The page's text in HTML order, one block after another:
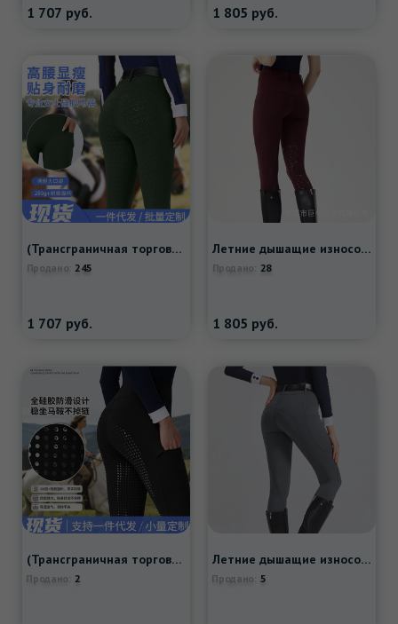
1 707 руб. 1 805 руб.
(Трансграничная торговля), нескользящие износостойкие белые штаны, европейский стиль, высокая талия
Продано: 245
1 707 руб.
Летние дышащие износостойкие штаны, облегающий крой
Продано: 28
1 805 руб.
(Трансграничная торговля), силиконовое нескользящое кресло, штаны, высокая талия, в обтяжку, европейский стиль
Продано: 2
Летние дышащие износостойкие штаны, облегающий крой
Продано: 5